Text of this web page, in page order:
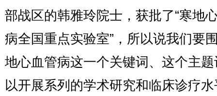
部战区的韩雅玲院士，获批了“寒地
病全国重点实验室”，所以说我们要
地心血管病这一个关键词、这个主
以开展系列的学术研究和临床诊疗